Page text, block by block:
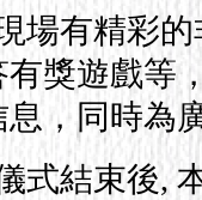
場有精彩
有獎遊戲等
息，同時為
式結束後,